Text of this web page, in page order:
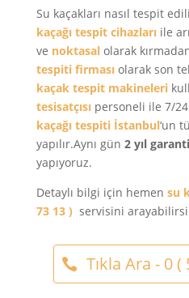
Su kaçakları nasıl tespit
kaçağı tespit cihazlarıile
ve noktasal olarak
tespiti firmasıolarak son
kaçak tespit makineleri
tesisatçısıpersoneli ile 7/
kaçağı tespiti İstanbul‘un
yapılır.Aynı gün 2 yıl
yapıyoruz.
Detaylı bilgi için hemen su
73 13 ) servisini
Tıkla Ara - 0